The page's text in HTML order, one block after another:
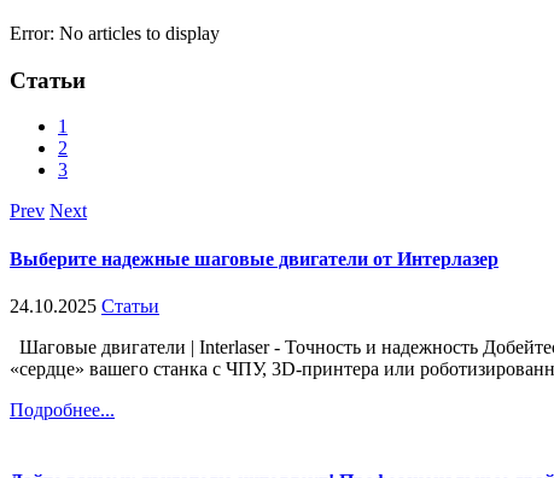
Error: No articles to display
Статьи
1
2
3
Prev Next
Выберите надежные шаговые двигатели от Интерлазер
24.10.2025 Статьи
Шаговые двигатели | Interlaser - Точность и надежность
«сердце» вашего станка с ЧПУ, 3D-принтера или
Подробнее...